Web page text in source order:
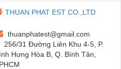
THUAN PHAT EST CO.,LTD
thuanphatest@gmail.com
256/31 Đường Liên Khu 4-5, P.
Hưng Hòa B, Q. Bình Tân,